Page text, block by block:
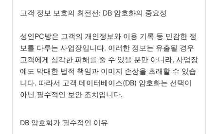
고객 정보 보호의 최전선: DB 암호화의 중요성
성인PC방은 고객의 개인정보와 이용 기록 등 민감한 정
보를 다루는 사업장입니다. 이러한 정보는 유출될 경우
고객에게 심각한 피해를 줄 수 있을 뿐만 아니라, 사업장
에도 막대한 법적 책임과 이미지 손상을 초래할 수 있습
니다. 따라서 고객 데이터베이스(DB) 암호화는 선택이
아닌 필수적인 보안 조치입니다.
DB 암호화가 필수적인 이유